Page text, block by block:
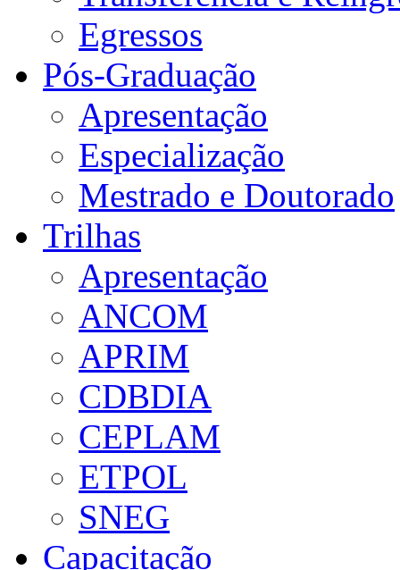
Egressos
Pós-Graduação
Apresentação
Especialização
Mestrado e Doutorado
Trilhas
Apresentação
ANCOM
APRIM
CDBDIA
CEPLAM
ETPOL
SNEG
Capacitação